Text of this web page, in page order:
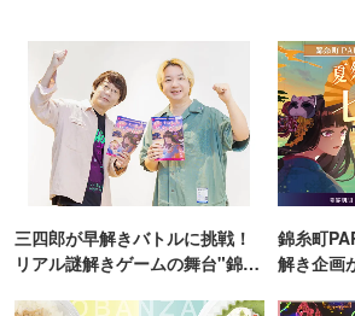
三四郎が早解きバトルに挑戦！
リアル謎解きゲームの舞台"錦糸
錦糸町
解き企画